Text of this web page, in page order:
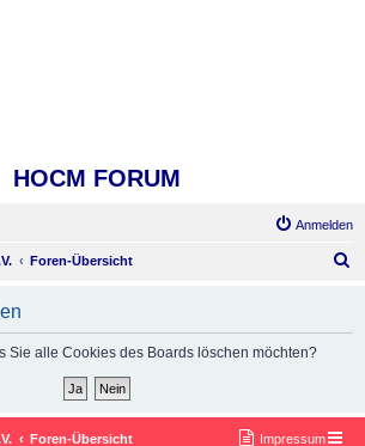
HOCM FORUM
Anmelden
Foren-Übersicht
Sie alle Cookies des Boards löschen möchten?
Foren-Übersicht Impressum